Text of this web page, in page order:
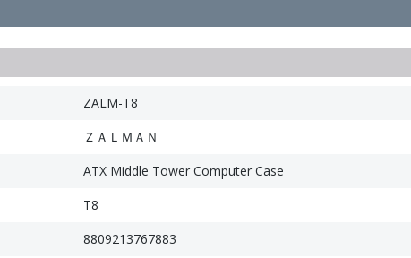
ZALM-T8
ＺＡＬＭＡＮ
ATX Middle Tower Computer Case
T8
8809213767883